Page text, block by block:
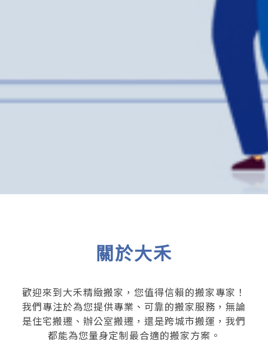
關於大禾
歡迎來到大禾精緻搬家，您值得信賴的搬家專家！
我們專注於為您提供專業、可靠的搬家服務，無論
是住宅搬遷、辦公室搬遷，還是跨城市搬運，我們
都能為您量身定制最合適的搬家方案。